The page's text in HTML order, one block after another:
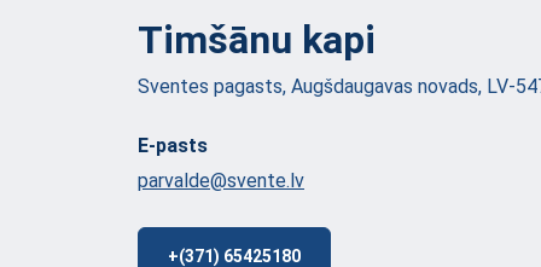
Timšānu kapi
Sventes pagasts, Augšdaugavas novads, LV-
E-pasts
parvalde@svente.lv
+(371) 65425180